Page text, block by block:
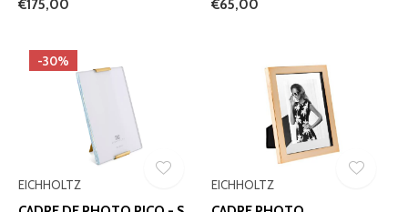
€175,00
€65,00
-30%
EICHHOLTZ EICHHOLTZ